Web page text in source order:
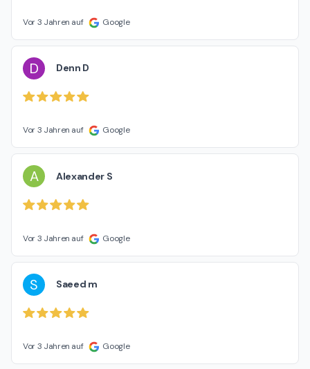
Vor 3 Jahren auf Google
D Denn D
Vor 3 Jahren auf Google
A Alexander S
Vor 3 Jahren auf Google
S Saeed m
Vor 3 Jahren auf Google